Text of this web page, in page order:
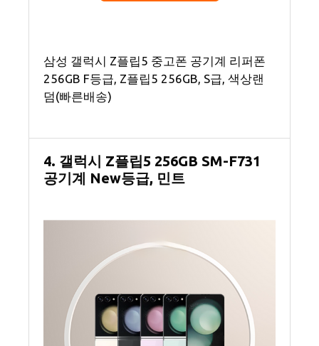
삼성 갤럭시 Z플립5 중고폰 공기계 리퍼폰
256GB F등급, Z플립5 256GB, S급, 색상랜
덤(빠른배송)
4. 갤럭시 Z플립5 256GB SM-F731
공기계 New등급, 민트